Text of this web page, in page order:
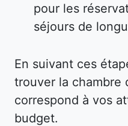
pour les
séjours de
En suivant ces
trouver la chambre
correspond à vos
budget.